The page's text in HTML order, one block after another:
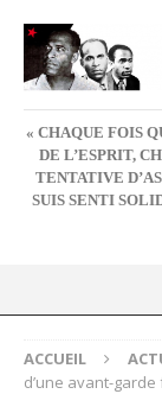
« CHAQUE FOIS
DE L’ESPRIT,
TENTATIVE
SUIS SENTI
ACCUEIL
d’une avant-garde